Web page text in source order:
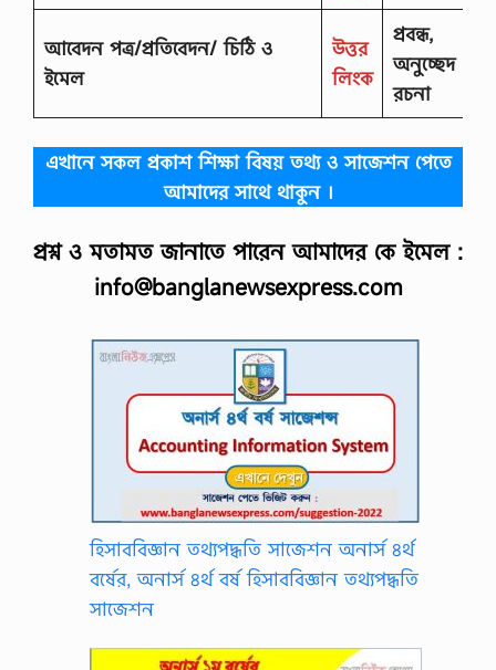
আবেদন পত্র/প্রতিবেদন/ চিঠি ও
ইমেল
উত্তর
লিংক
প্রবন্ধ,
অনুচ্ছেদ
রচনা
এখানে সকল প্রকাশ শিক্ষা বিষয় তথ্য ও সাজেশন পেতে
আমাদের সাথে থাকুন ।
প্রশ্ন ও মতামত জানাতে পারেন আমাদের কে ইমেল :
info@banglanewsexpress.com
হিসাববিজ্ঞান তথ্যপদ্ধতি সাজেশন অনার্স ৪র্থ
বর্ষের, অনার্স ৪র্থ বর্ষ হিসাববিজ্ঞান তথ্যপদ্ধতি
সাজেশন